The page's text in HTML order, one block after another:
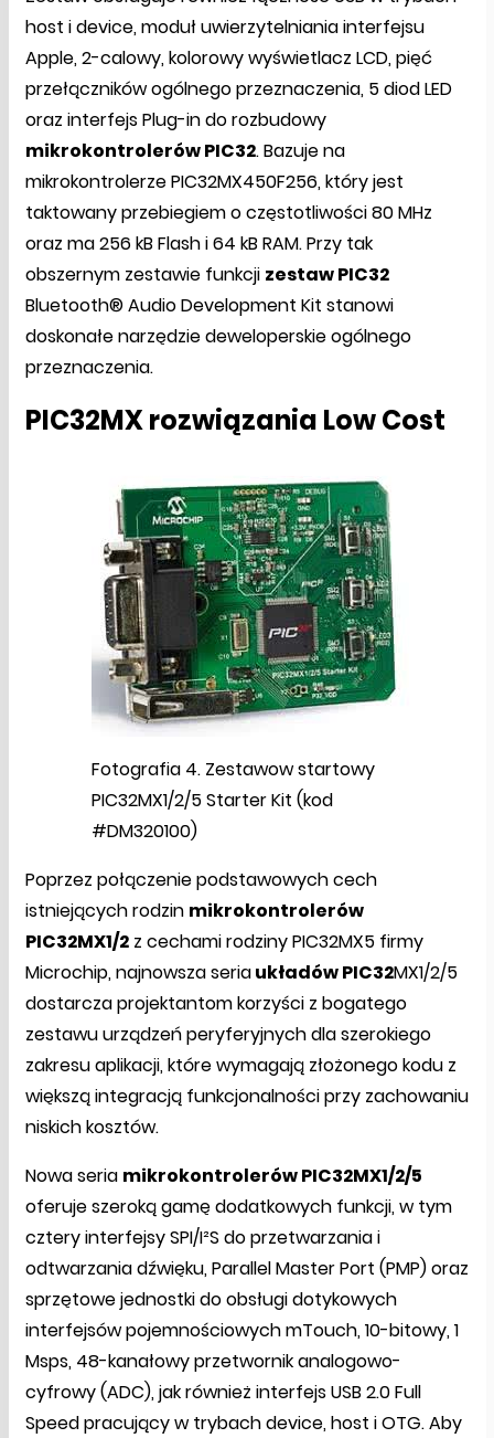
host i device, moduł uwierzytelniania interfejsu
Apple, 2-calowy, kolorowy wyświetlacz LCD, pięć
przełączników ogólnego przeznaczenia, 5 diod LED
oraz interfejs Plug-in do rozbudowy
mikrokontrolerów PIC32. Bazuje na
mikrokontrolerze PIC32MX450F256, który jest
taktowany przebiegiem o częstotliwości 80 MHz
oraz ma 256 kB Flash i 64 kB RAM. Przy tak
obszernym zestawie funkcji zestaw PIC32
Bluetooth® Audio Development Kit stanowi
doskonałe narzędzie deweloperskie ogólnego
przeznaczenia.
PIC32MX rozwiązania Low Cost
Fotografia 4. Zestawow startowy
PIC32MX1/2/5 Starter Kit (kod
#DM320100)
Poprzez połączenie podstawowych cech
istniejących rodzin mikrokontrolerów
PIC32MX1/2z cechami rodziny PIC32MX5 firmy
Microchip, najnowsza seriaukładów PIC32MX1/2/5
dostarcza projektantom korzyści z bogatego
zestawu urządzeń peryferyjnych dla szerokiego
zakresu aplikacji, które wymagają złożonego kodu z
większą integracją funkcjonalności przy zachowaniu
niskich kosztów.
Nowa seria mikrokontrolerów PIC32MX1/2/5
oferuje szeroką gamę dodatkowych funkcji, w tym
cztery interfejsy SPI/I²S do przetwarzania i
odtwarzania dźwięku, Parallel Master Port (PMP) oraz
sprzętowe jednostki do obsługi dotykowych
interfejsów pojemnościowych mTouch, 10-bitowy, 1
Msps, 48-kanałowy przetwornik analogowo-
cyfrowy (ADC), jak również interfejs USB 2.0 Full
Speed pracujący w trybach device, host i OTG. Aby